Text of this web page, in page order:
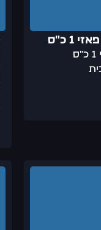
כ"ס
משאבת מים אנכית רב דרגתית תלת פאזי 1 כ"ס